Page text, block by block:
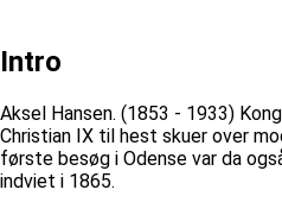
Intro
Aksel Hansen. (1853 - 1933)
Christian IX til hest skuer over
første besøg i Odense var da
indviet i 1865.